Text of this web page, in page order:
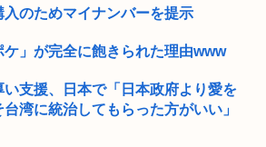
入のためマイナンバーを提示
ケ」が完全に飽きられた理由www
い支援、日本で「日本政府より愛を
湾に統治してもらった方がいい」